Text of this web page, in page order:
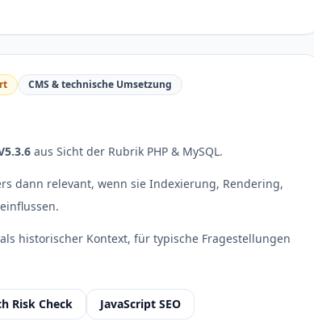
CMS & technische Umsetzung
aus Sicht der Rubrik PHP & MySQL.
dann relevant, wenn sie Indexierung, Rendering,
historischer Kontext, für typische Fragestellungen
Risk Check JavaScript SEO